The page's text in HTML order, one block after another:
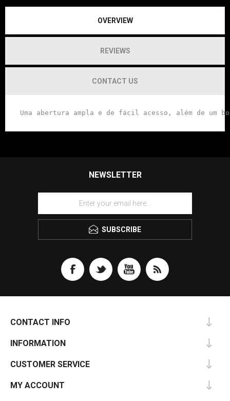
OVERVIEW
REVIEWS
CONTACT US
Uma abertura ampla e de fácil acesso, além de um
NEWSLETTER
SUBSCRIBE
CONTACT INFO
INFORMATION
CUSTOMER SERVICE
MY ACCOUNT